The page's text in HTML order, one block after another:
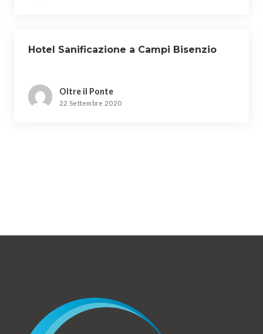
Hotel Sanificazione a Campi Bisenzio
Oltre il Ponte
22 Settembre 2020